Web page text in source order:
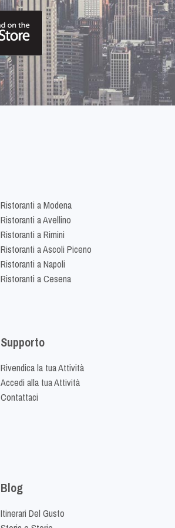
Ristoranti a Modena
Ristoranti a Avellino
Ristoranti a Rimini
Ristoranti a Ascoli Piceno
Ristoranti a Napoli
Ristoranti a Cesena
Supporto
Rivendica la tua Attività
Accedi alla tua Attività
Contattaci
Blog
Itinerari Del Gusto